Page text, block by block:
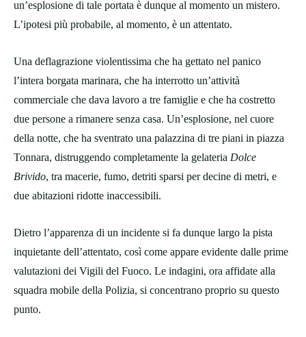
un’esplosione di tale portata è dunque al momento un mistero.
L’ipotesi più probabile, al momento, è un attentato.
Una deflagrazione violentissima che ha gettato nel panico
l’intera borgata marinara, che ha interrotto un’attività
commerciale che dava lavoro a tre famiglie e che ha costretto
due persone a rimanere senza casa. Un’esplosione, nel cuore
della notte, che ha sventrato una palazzina di tre piani in piazza
Tonnara, distruggendo completamente la gelateria Dolce
Brivido, tra macerie, fumo, detriti sparsi per decine di metri, e
due abitazioni ridotte inaccessibili.
Dietro l’apparenza di un incidente si fa dunque largo la pista
inquietante dell’attentato, così come appare evidente dalle prime
valutazioni dei Vigili del Fuoco. Le indagini, ora affidate alla
squadra mobile della Polizia, si concentrano proprio su questo
punto.